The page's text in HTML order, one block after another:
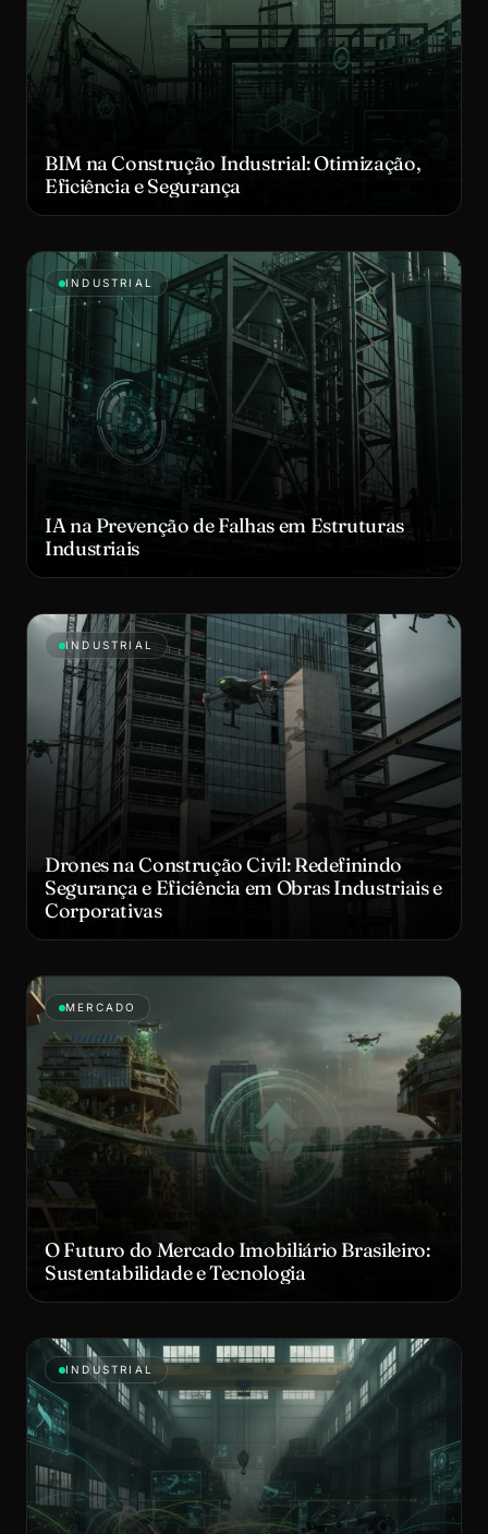
BIM na Construção Industrial: Otimização,
Eficiência e Segurança
INDUSTRIAL
IA na Prevenção de Falhas em Estruturas
Industriais
INDUSTRIAL
Drones na Construção Civil: Redefinindo
Segurança e Eficiência em Obras Industriais e
Corporativas
MERCADO
O Futuro do Mercado Imobiliário Brasileiro:
Sustentabilidade e Tecnologia
INDUSTRIAL